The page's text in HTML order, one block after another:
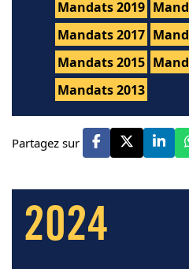
Mandats 2019
Mandats 2017
Mandats 2015
Mandats 2013
Partagez sur
2024